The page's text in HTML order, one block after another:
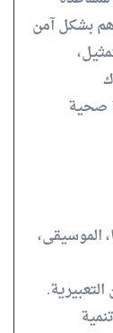
بشكل آمن
صحية
الموسيقى،